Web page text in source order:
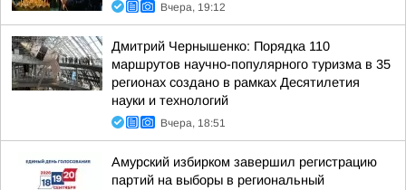
Вчера, 19:12
Дмитрий Чернышенко: Порядка 110
маршрутов научно-популярного туризма в 35
регионах создано в рамках Десятилетия
науки и технологий
Вчера, 18:51
Амурский избирком завершил регистрацию
партий на выборы в региональный